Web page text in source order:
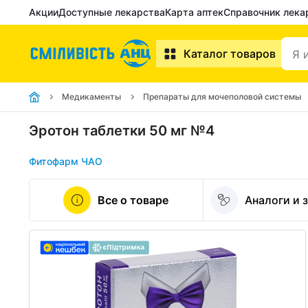
АкцииДоступные лекарстваКарта аптекСправочник
Каталог товаров
Медикаменты Препараты для мочеполовой системы
Эротон таблетки 50 мг №4
Фитофарм ЧАО
Все о товаре Аналоги и